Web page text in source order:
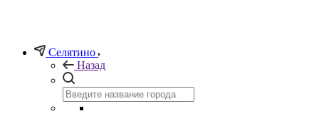
Селятино
Назад